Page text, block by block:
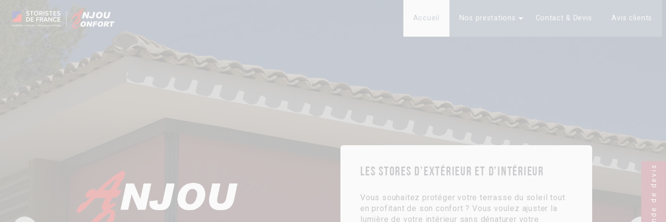
Accueil Nos prestations Contact & Devis Avis clients
Les stores d’extérieur et d’intérieur
Vous souhaitez protéger votre terrasse du soleil tout
en profitant de son confort ? Vous voulez ajuster la
lumière de votre intérieur sans dénaturer votre